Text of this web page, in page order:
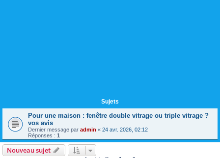
Sujets
Pour une maison : fenêtre double vitrage ou triple vitrage ?
vos avis
Dernier message par admin « 24 avr. 2026, 02:12
Réponses : 1
Nouveau sujet